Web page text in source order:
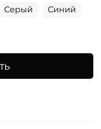
Серый Синий